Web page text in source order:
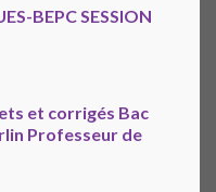
BEPC SESSION
et corrigés Bac
Professeur de